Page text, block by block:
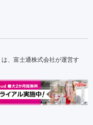
は、富士通株式会社が運営す